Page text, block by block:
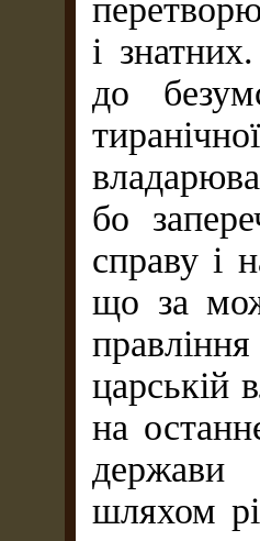
і
до
бо
справу і
що за
царській
на
держави
шляхом